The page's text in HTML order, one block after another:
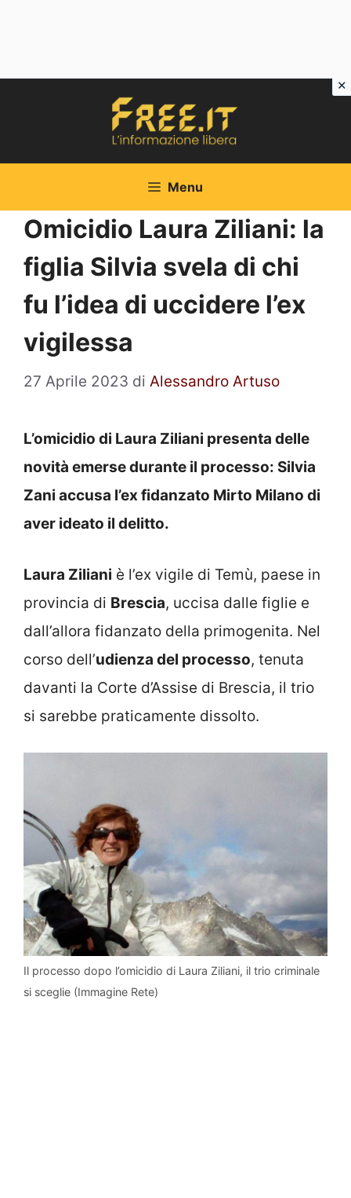
Menu
Omicidio Laura Ziliani: la
figlia Silvia svela di chi
fu l’idea di uccidere l’ex
vigilessa
27 Aprile 2023 di Alessandro Artuso
L’omicidio di Laura Ziliani presenta delle
novità emerse durante il processo: Silvia
Zani accusa l’ex fidanzato Mirto Milano di
aver ideato il delitto.
Laura Ziliani è l’ex vigile di Temù, paese in
provincia di Brescia, uccisa dalle figlie e
dall’allora fidanzato della primogenita. Nel
corso dell’udienza del processo, tenuta
davanti la Corte d’Assise di Brescia, il trio
si sarebbe praticamente dissolto.
Il processo dopo l’omicidio di Laura Ziliani, il trio criminale
si sceglie (Immagine Rete)